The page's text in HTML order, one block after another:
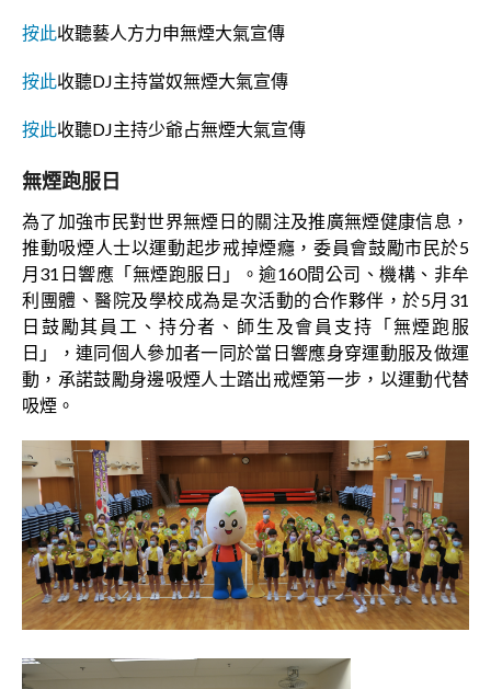
按此收聽藝人方力申無煙大氣宣傳
按此收聽DJ主持當奴無煙大氣宣傳
按此收聽DJ主持少爺占無煙大氣宣傳
無煙跑服日
為了加強巿民對世界無煙日的關注及推廣無煙健康信息，
推動吸煙人士以運動起步戒掉煙癮，委員會鼓勵市民於5
月31日響應「無煙跑服日」。逾160間公司、機構、非牟
利團體、醫院及學校成為是次活動的合作夥伴，於5月31
日鼓勵其員工、持分者、師生及會員支持「無煙跑服
日」，連同個人參加者一同於當日響應身穿運動服及做運
動，承諾鼓勵身邊吸煙人士踏出戒煙第一步，以運動代替
吸煙。